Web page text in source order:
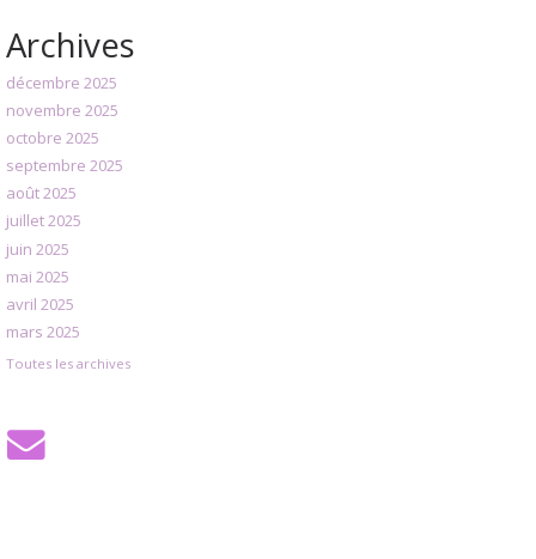
Archives
décembre 2025
novembre 2025
octobre 2025
septembre 2025
août 2025
juillet 2025
juin 2025
mai 2025
avril 2025
mars 2025
Toutes les archives